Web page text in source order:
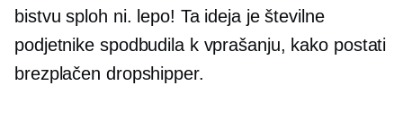
bistvu sploh ni. lepo! Ta ideja je številne
podjetnike spodbudila k vprašanju, kako postati
brezplačen dropshipper.